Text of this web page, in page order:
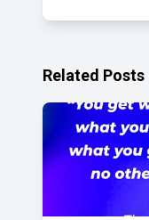
Related Posts